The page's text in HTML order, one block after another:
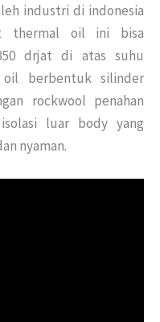
industri di indonesia
thermal oil ini bisa
drjat di atas suhu
berbentuk silinder
rockwool penahan
luar body yang
nyaman.